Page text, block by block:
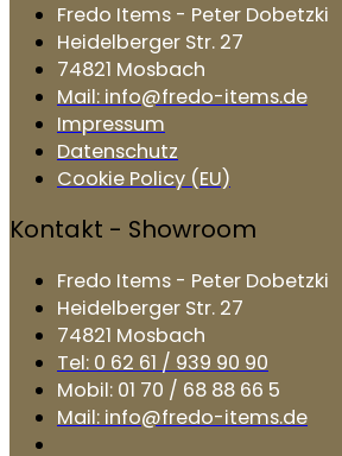
Fredo Items - Peter Dobetzki
Heidelberger Str. 27
74821 Mosbach
Mail: info@fredo-items.de
Impressum
Datenschutz
Cookie Policy (EU)
Kontakt - Showroom
Fredo Items - Peter Dobetzki
Heidelberger Str. 27
74821 Mosbach
Tel: 0 62 61 / 939 90 90
Mobil: 01 70 / 68 88 66 5
Mail: info@fredo-items.de